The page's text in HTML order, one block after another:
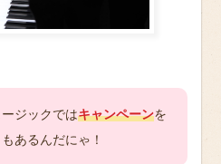
ージックではキャンペーンを
あるんだにゃ！